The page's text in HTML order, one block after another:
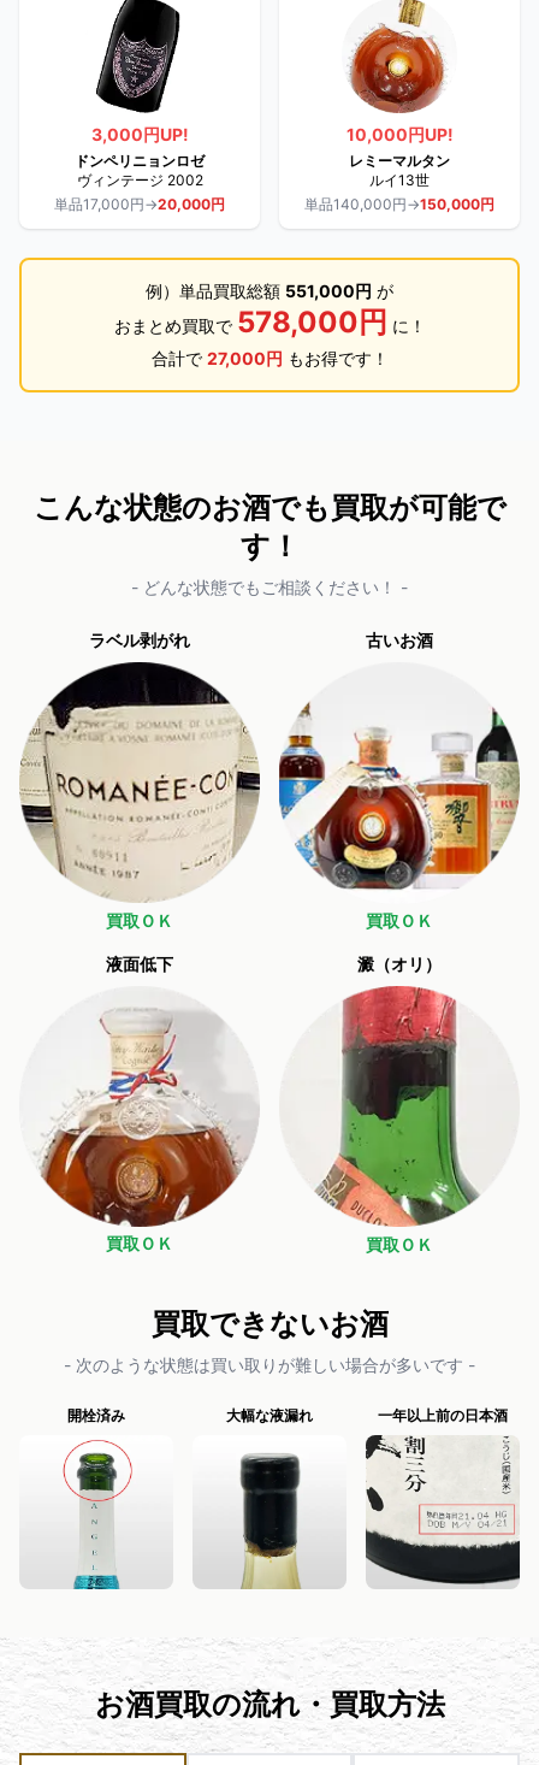
3,000円UP!
ドンペリニョンロゼ
ヴィンテージ 2002
単品17,000円→20,000円
10,000円UP!
レミーマルタン
ルイ13世
単品140,000円→150,000円
例）単品買取総額 551,000円 が
おまとめ買取で 578,000円 に！
合計で 27,000円 もお得です！
こんな状態のお酒でも買取が可能で
す！
- どんな状態でもご相談ください！ -
ラベル剥がれ
買取ＯＫ
古いお酒
買取ＯＫ
液面低下
買取ＯＫ
澱（オリ）
買取ＯＫ
買取できないお酒
- 次のような状態は買い取りが難しい場合が多いです -
開栓済み 大幅な液漏れ 一年以上前の日本酒
お酒買取の流れ・買取方法